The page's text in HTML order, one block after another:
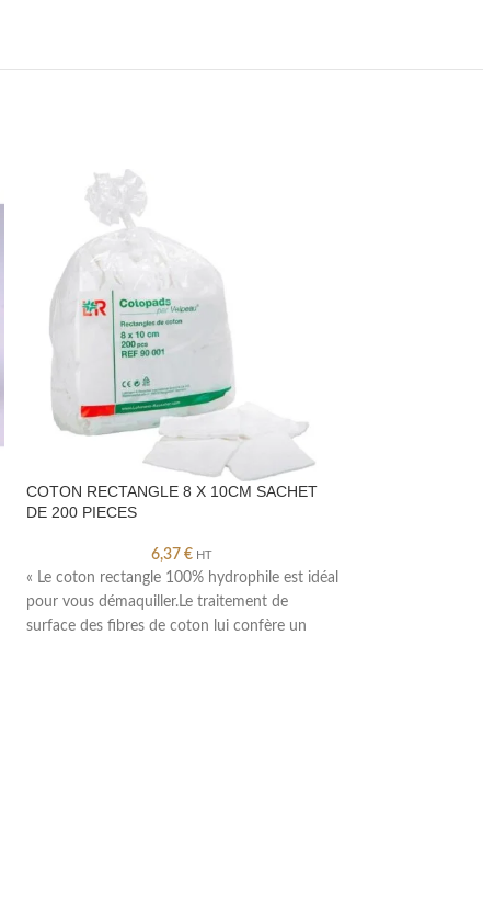
COTON RECTANGLE 8 X 10CM SACHET
DE 200 PIECES
6,37€ HT
« Le coton rectangle 100% hydrophile est idéal
pour vous démaquiller.Le traitement de
surface des fibres de coton lui confère un